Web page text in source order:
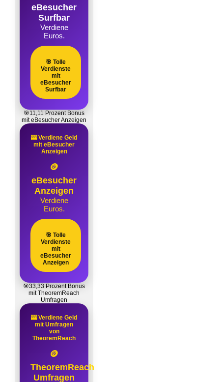
eBesucher
Surfbar
Verdiene
Euros.
🎯 Tolle
Verdienste
mit
eBesucher
Surfbar
🎯11,11 Prozent Bonus
mit eBesucher Anzeigen
🎰 Verdiene Geld
mit eBesucher
Anzeigen
🪙
eBesucher
Anzeigen
Verdiene
Euros.
🎯 Tolle
Verdienste
mit
eBesucher
Anzeigen
🎯33,33 Prozent Bonus
mit TheoremReach
Umfragen
🎰 Verdiene Geld
mit Umfragen
von
TheoremReach
🪙
TheoremReach
Umfragen